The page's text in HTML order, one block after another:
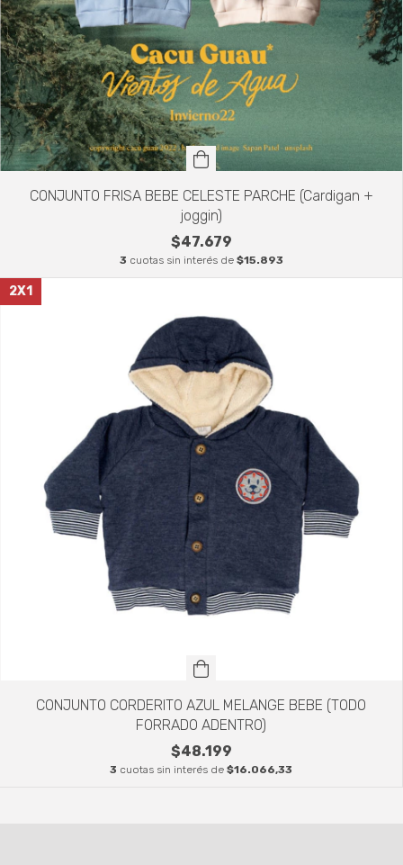
CONJUNTO FRISA BEBE CELESTE PARCHE (Cardigan +
joggin)
$47.679
3 cuotas sin interés de $15.893
2X1
CONJUNTO CORDERITO AZUL MELANGE BEBE (TODO
FORRADO ADENTRO)
$48.199
3 cuotas sin interés de $16.066,33